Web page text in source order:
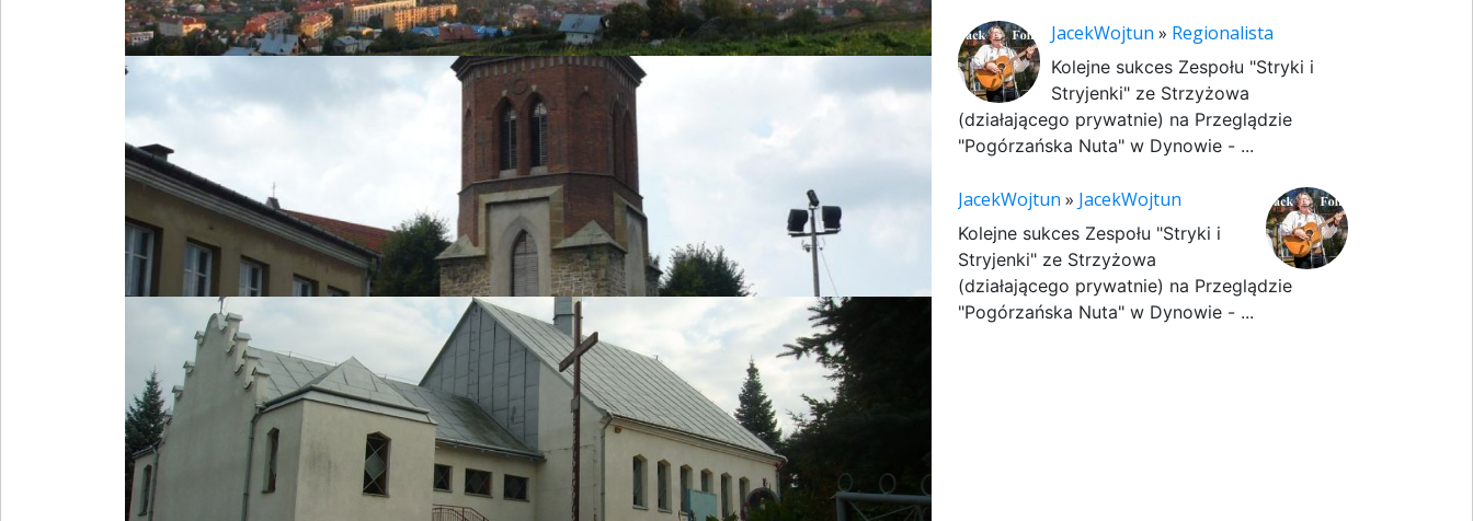
JacekWojtun » Regionalista
Kolejne sukces Zespołu "Stryki i
Stryjenki" ze Strzyżowa
(działającego prywatnie) na Przeglądzie
"Pogórzańska Nuta" w Dynowie - ...
JacekWojtun » JacekWojtun
Kolejne sukces Zespołu "Stryki i
Stryjenki" ze Strzyżowa
(działającego prywatnie) na Przeglądzie
"Pogórzańska Nuta" w Dynowie - ...